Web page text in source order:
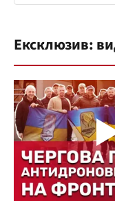
Ексклюзив: